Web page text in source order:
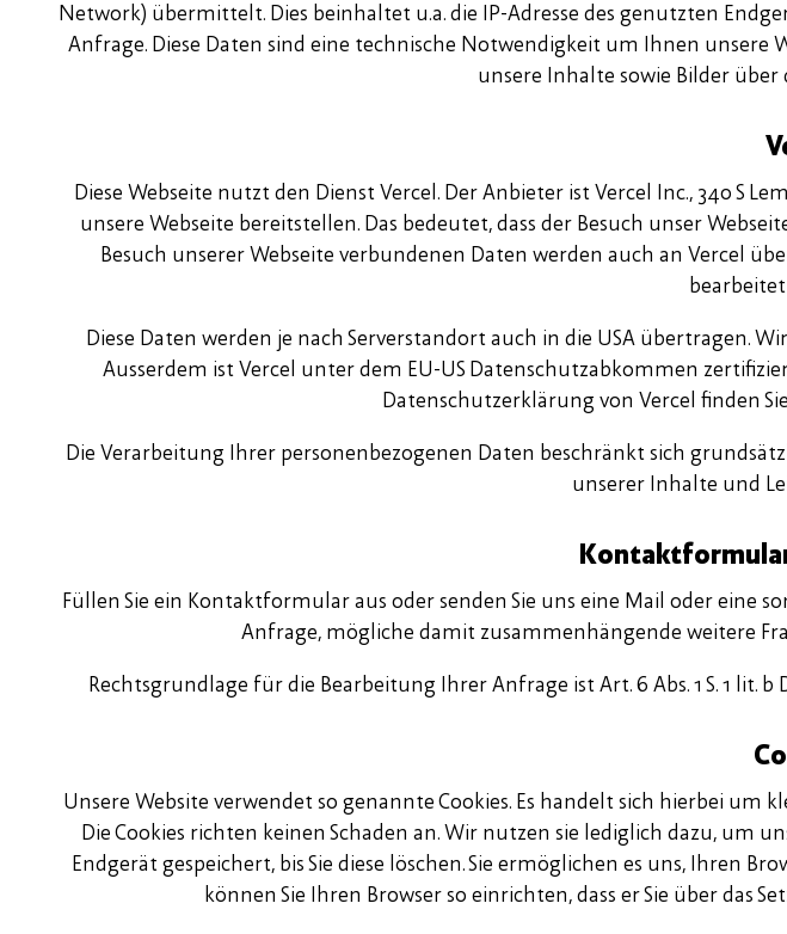
Network) übermittelt. Dies beinhaltet u.a. die IP-Adresse des genutzten
Anfrage. Diese Daten sind eine technische Notwendigkeit um Ihnen unsere
unsere Inhalte sowie Bilder über
Diese Webseite nutzt den Dienst Vercel. Der Anbieter ist Vercel Inc., 340 S
unsere Webseite bereitstellen. Das bedeutet, dass der Besuch unser
Besuch unserer Webseite verbundenen Daten werden auch an Vercel
Diese Daten werden je nach Serverstandort auch in die USA übertragen.
Ausserdem ist Vercel unter dem EU-US Datenschutzabkommen
Datenschutzerklärung von Vercel finden
Die Verarbeitung Ihrer personenbezogenen Daten beschränkt sich
unserer Inhalte und
Füllen Sie ein Kontaktformular aus oder senden Sie uns eine Mail oder
Anfrage, mögliche damit zusammenhängende weitere
Rechtsgrundlage für die Bearbeitung Ihrer Anfrage ist Art. 6 Abs. 1 S. 1 lit.
Unsere Website verwendet so genannte Cookies. Es handelt sich hierbei
Die Cookies richten keinen Schaden an. Wir nutzen sie lediglich dazu, um
Endgerät gespeichert, bis Sie diese löschen. Sie ermöglichen es uns, Ihren
können Sie Ihren Browser so einrichten, dass er Sie über das